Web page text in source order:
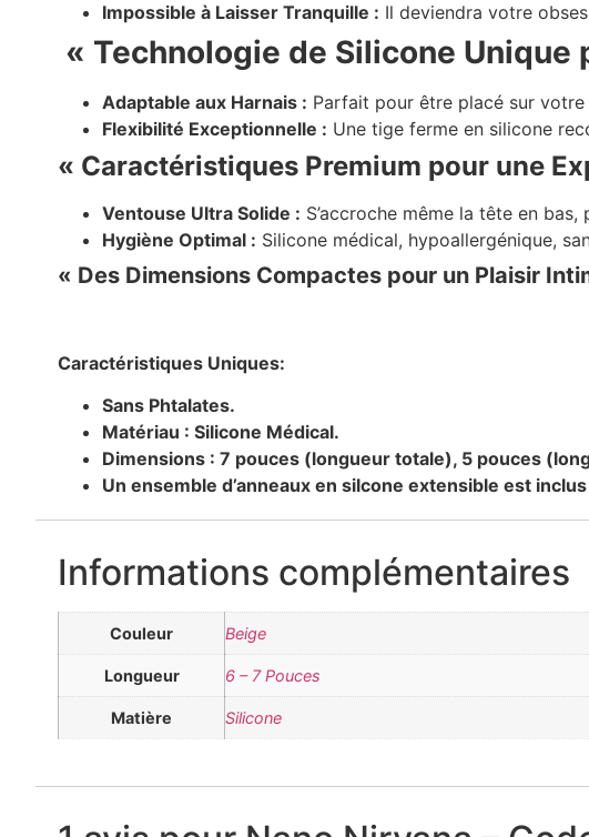
Impossible à Laisser Tranquille : Il deviendra votre
« Technologie de Silicone Unique
Adaptable aux Harnais : Parfait pour être placé sur votre
Flexibilité Exceptionnelle : Une tige ferme en silicone
« Caractéristiques Premium pour une
Ventouse Ultra Solide : S’accroche même la tête en
Hygiène Optimal : Silicone médical, hypoallergénique,
« Des Dimensions Compactes pour un Plaisir
Caractéristiques Uniques:
Sans Phtalates.
Matériau : Silicone Médical.
Dimensions : 7 pouces (longueur totale), 5 pouces
Un ensemble d’anneaux en silcone extensible est
Informations complémentaires
Couleur Beige
Longueur 6 – 7 Pouces
Matière Silicone